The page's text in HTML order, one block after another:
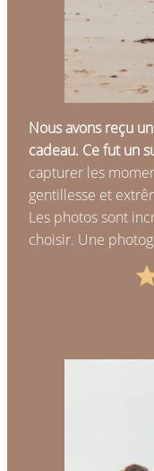
Nous avons reçu
cadeau. Ce fut un
capturer les
gentillesse et
Les photos sont
choisir. Une